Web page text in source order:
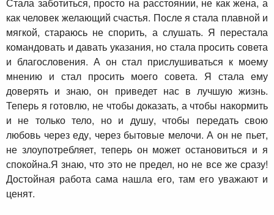
как человек желающий счастья. После я стала плавной и
мягкой, стараюсь не спорить, а слушать. Я перестала
командовать и давать указания, но стала просить совета
и благословения. А он стал прислушиваться к моему
мнению и стал просить моего совета. Я стала ему
доверять и знаю, он приведет нас в лучшую жизнь.
Теперь я готовлю, не чтобы доказать, а чтобы накормить
и не только тело, но и душу, чтобы передать свою
любовь через еду, через бытовые мелочи. А он не пьет,
не злоупотребляет, теперь он может остановиться и я
спокойна.Я знаю, что это не предел, но не все же сразу!
Достойная работа сама нашла его, там его уважают и
ценят.